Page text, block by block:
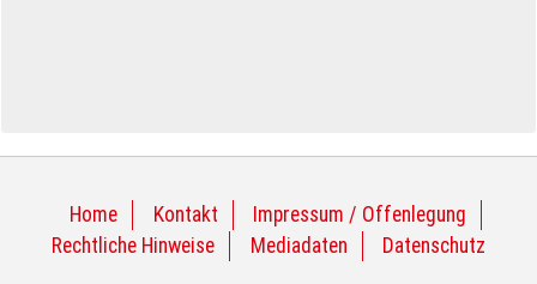
Home Kontakt
Impressum / Offenlegung
Rechtliche Hinweise
Mediadaten Datenschutz